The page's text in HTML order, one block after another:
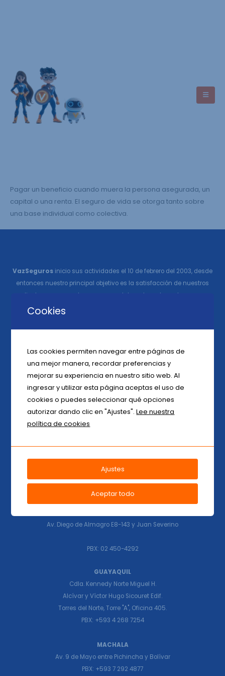
Pagar un beneficio cuando muera la persona asegurada, un
capital o una renta. El seguro de vida se otorga tanto sobre
una base individual como colectiva.
VazSeguros inicio sus actividades el 10 de febrero del 2003, desde
entonces nuestro principal objetivo es la satisfacción de nuestros
clientes, asesores de seguros y colaboradores, basados en un
servicio ágil, flexible y personalizado.
Av. Diego de Almagro E8-143 y Juan Severino
PBX: 02 450-4292
GUAYAQUIL
Cdla. Kennedy Norte Miguel H.
Alcívar y Víctor Hugo Sicouret Edif.
Torres del Norte, Torre "A", Oficina 405.
PBX: +593 4 268 7254
MACHALA
Av. 9 de Mayo entre Pichincha y Bolívar
PBX: +593 7 292 4877
Cookies
Las cookies permiten navegar entre páginas de
una mejor manera, recordar preferencias y
mejorar su experiencia en nuestro sitio web. Al
ingresar y utilizar esta página aceptas el uso de
cookies o puedes seleccionar qué opciones
autorizar dando clic en "Ajustes".Lee nuestra
política de cookies
Ajustes
Aceptar todo